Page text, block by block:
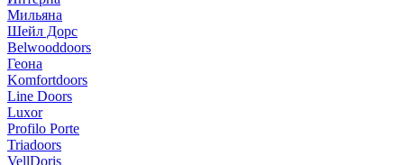
Мильяна
Шейл Дорс
Belwooddoors
Геона
Komfortdoors
Line Doors
Luxor
Profilo Porte
Triadoors
VellDoris